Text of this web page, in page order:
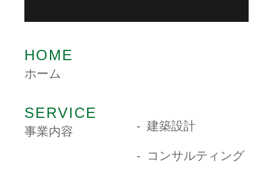
HOME
ホーム
SERVICE
事業内容 建築設計
コンサルティング